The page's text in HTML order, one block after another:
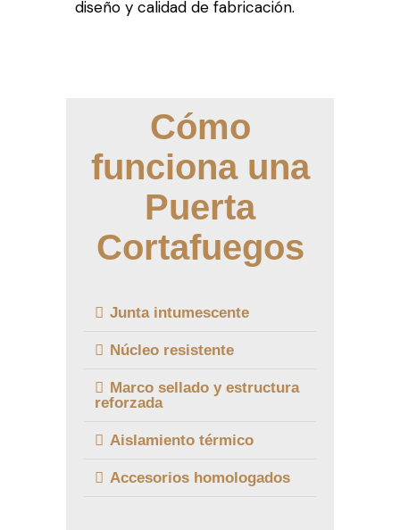
diseño y calidad de fabricación.
Cómo
funciona una
Puerta
Cortafuegos
Junta intumescente
Núcleo resistente
Marco sellado y estructura
reforzada
Aislamiento térmico
Accesorios homologados